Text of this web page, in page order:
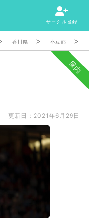
サークル登録
香川県 小豆郡
屋内
更新日：2021年6月29日